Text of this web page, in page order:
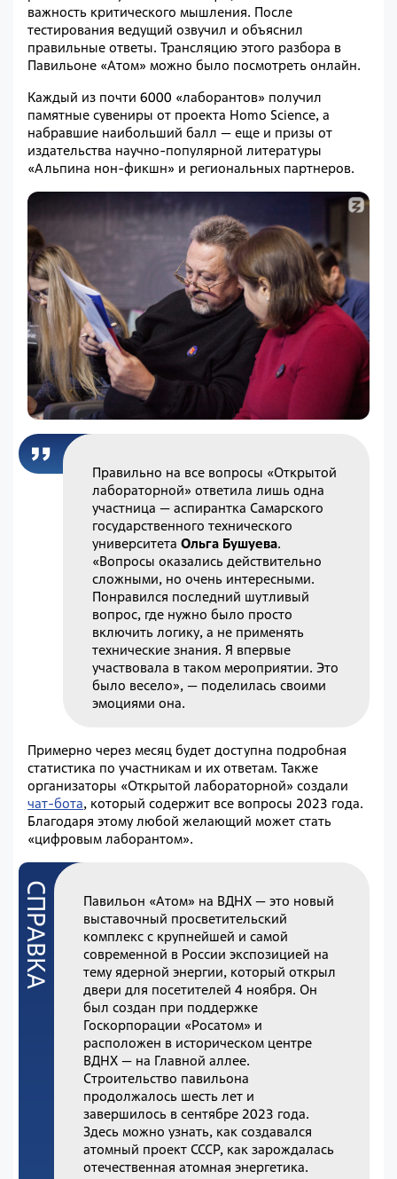
важность критического мышления. После
тестирования ведущий озвучил и объяснил
правильные ответы. Трансляцию этого разбора в
Павильоне «Атом» можно было посмотреть онлайн.
Каждый из почти 6000 «лаборантов» получил
памятные сувениры от проекта Homo Science, а
набравшие наибольший балл — еще и призы от
издательства научно-популярной литературы
«Альпина нон-фикшн» и региональных партнеров.
Правильно на все вопросы «Открытой
лабораторной» ответила лишь одна
участница — аспирантка Самарского
государственного технического
университетаОльга Бушуева.
«Вопросы оказались действительно
сложными, но очень интересными.
Понравился последний шутливый
вопрос, где нужно было просто
включить логику, а не применять
технические знания. Я впервые
участвовала в таком мероприятии. Это
было весело», — поделилась своими
эмоциями она.
Примерно через месяц будет доступна подробная
статистика по участникам и их ответам. Также
организаторы «Открытой лабораторной» создали
чат-бота, который содержит все вопросы 2023 года.
Благодаря этому любой желающий может стать
«цифровым лаборантом».
Павильон «Атом» на ВДНХ — это новый
выставочный просветительский
комплекс с крупнейшей и самой
современной в России экспозицией на
тему ядерной энергии, который открыл
двери для посетителей 4 ноября. Он
был создан при поддержке
Госкорпорации «Росатом» и
расположен в историческом центре
ВДНХ — на Главной аллее.
Строительство павильона
продолжалось шесть лет и
завершилось в сентябре 2023 года.
Здесь можно узнать, как создавался
атомный проект СССР, как зарождалась
отечественная атомная энергетика.